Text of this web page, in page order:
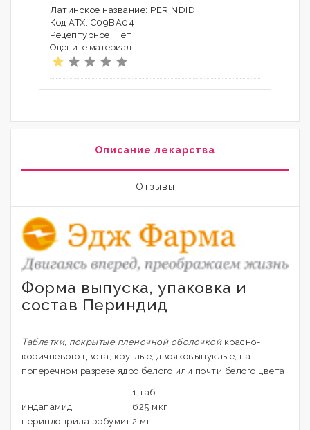
Латинское название: PERINDID
Код АТХ: C09BA04
Рецептурное: Нет
Оцените материал:
Описание лекарства
Отзывы
Форма выпуска, упаковка и
состав Периндид
Таблетки, покрытые пленочной оболочкойкрасно-
коричневого цвета, круглые, двояковыпуклые; на
поперечном разрезе ядро белого или почти белого цвета.
1 таб.
индапамид
625 мкг
периндоприла эрбумин2 мг